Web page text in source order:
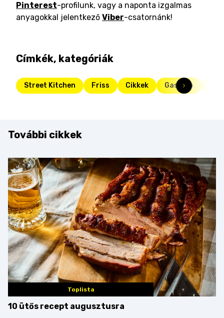
Pinterest-profilunk, vagy a naponta izgalmas
anyagokkal jelentkező Viber-csatornánk!
Címkék, kategóriák
Street Kitchen Friss Cikkek Gasztro
További cikkek
Toplista
10 ütős recept augusztusra